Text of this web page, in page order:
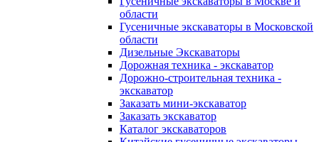
области
Гусеничные экскаваторы в Московской
области
Дизельные Экскаваторы
Дорожная техника - экскаватор
Дорожно-строительная техника -
экскаватор
Заказать мини-экскаватор
Заказать экскаватор
Каталог экскаваторов